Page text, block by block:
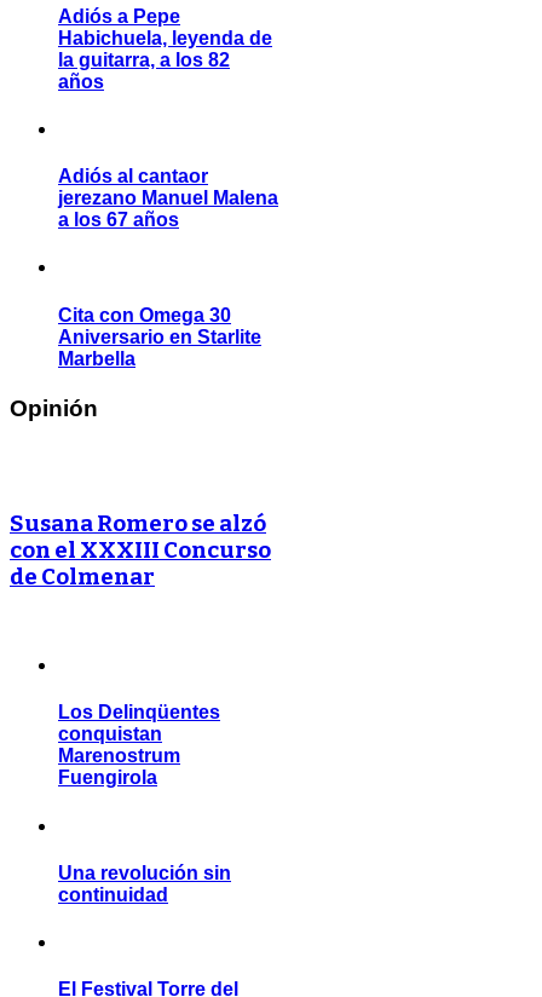
Adiós a Pepe
Habichuela, leyenda de
la guitarra, a los 82
años
Adiós al cantaor
jerezano Manuel Malena
a los 67 años
Cita con Omega 30
Aniversario en Starlite
Marbella
Opinión
Susana Romero se alzó
con el XXXIII Concurso
de Colmenar
Los Delinqüentes
conquistan
Marenostrum
Fuengirola
Una revolución sin
continuidad
El Festival Torre del